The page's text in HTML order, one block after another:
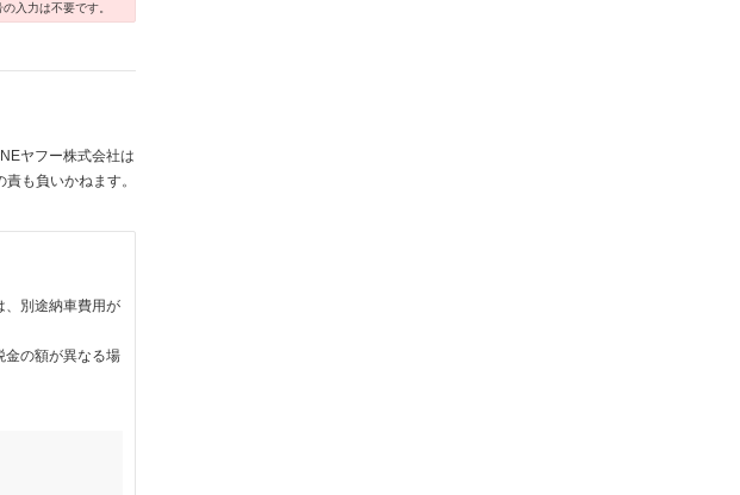
入力は不要です。
ヤフー株式会社は
も負いかねます。
、別途納車費用が
金の額が異なる場